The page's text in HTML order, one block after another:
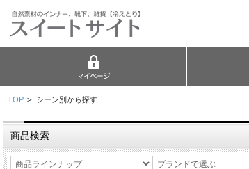
TOP > シーン別から探す
商品検索